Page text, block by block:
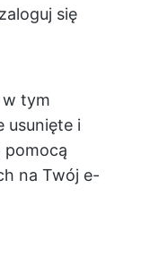
się
w tym
usunięte i
pomocą
na Twój e-